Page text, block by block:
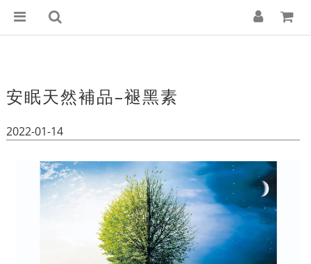
安眠天然補品–褪黑素
2022-01-14